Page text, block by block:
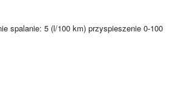
spalanie: 5 (l/100 km) przyspieszenie 0-100